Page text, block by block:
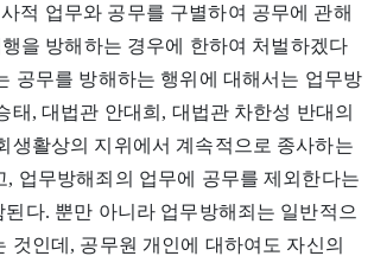
적 업무와 공무를 구별하여 공무에 관해
을 방해하는 경우에 한하여 처벌하겠다
공무를 방해하는 행위에 대해서는 업무방
, 대법관 안대희, 대법관 차한성 반대의
생활상의 지위에서 계속적으로 종사하는
, 업무방해죄의 업무에 공무를 제외한다는
다. 뿐만 아니라 업무방해죄는 일반적으
것인데, 공무원 개인에 대하여도 자신의